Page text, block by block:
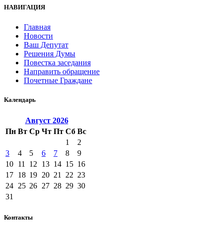
НАВИГАЦИЯ
Главная
Новости
Ваш Депутат
Решения Думы
Повестка заседания
Направить обращение
Почетные Граждане
Календарь
Август 2026
Пн Вт Ср Чт Пт Сб Вс
1
2
3
4 5 6 7 8
9
10 11 12 13 14 15 16
17 18 19 20 21 22 23
24 25 26 27 28 29 30
31
Контакты